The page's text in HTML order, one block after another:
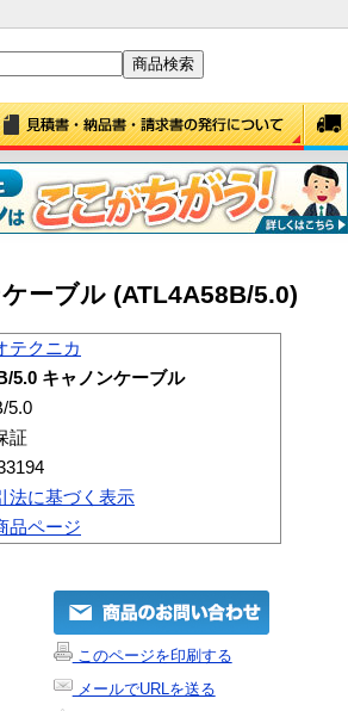
ーブル (ATL4A58B/5.0)
テクニカ
5.0 キャノンケーブル
5.0
証
法に基づく表示
品ページ
このページを印刷する
メールでURLを送る